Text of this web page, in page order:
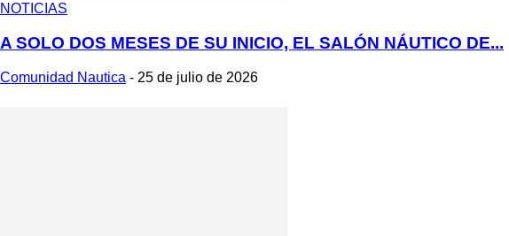
NOTICIAS
A SOLO DOS MESES DE SU INICIO, EL SALÓN NÁUTICO DE...
Comunidad Nautica - 25 de julio de 2026